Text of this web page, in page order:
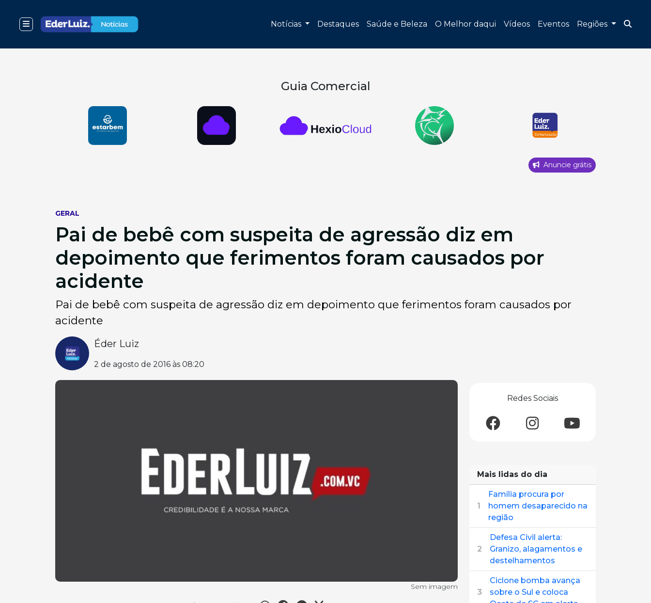
Notícias Destaques Saúde e Beleza O Melhor daqui Vídeos Eventos Regiões
Guia Comercial
Anuncie grátis
GERAL
Pai de bebê com suspeita de agressão diz em
depoimento que ferimentos foram causados por
acidente
Pai de bebê com suspeita de agressão diz em depoimento que ferimentos foram causados por
acidente
Éder Luiz
2 de agosto de 2016 às 08:20
Sem imagem
Redes Sociais
Mais lidas do dia
1
Família procura por
homem desaparecido na
região
2
Defesa Civil alerta:
Granizo, alagamentos e
destelhamentos
3
Ciclone bomba avança
sobre o Sul e coloca